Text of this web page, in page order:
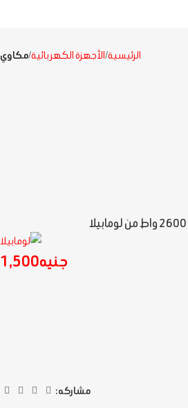
الرئيسية الأجهزة الكهربائية مكاوي
جنيه1,500
مشاركه: